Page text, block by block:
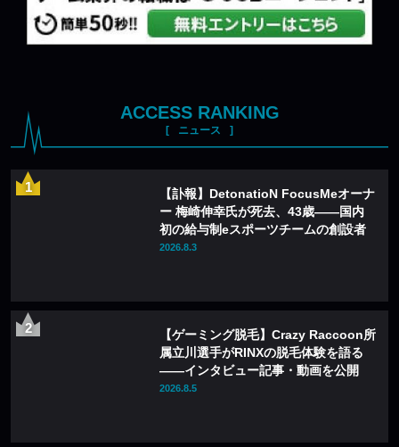
ACCESS RANKING
ニュース
【訃報】DetonatioN FocusMeオーナ
ー 梅崎伸幸氏が死去、43歳——国内
初の給与制eスポーツチームの創設者
2026.8.3
【ゲーミング脱毛】Crazy Raccoon所
属立川選手がRINXの脱毛体験を語る
——インタビュー記事・動画を公開
2026.8.5